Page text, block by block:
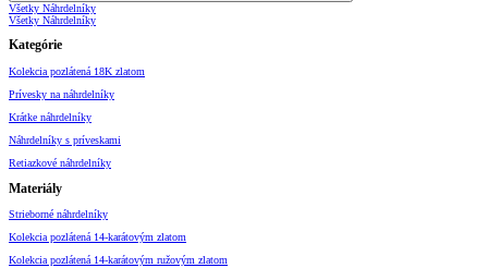
Všetky Náhrdelníky
Všetky Náhrdelníky
Kategórie
Kolekcia pozlátená 18K zlatom
Prívesky na náhrdelníky
Krátke náhrdelníky
Náhrdelníky s príveskami
Retiazkové náhrdelníky
Materiály
Strieborné náhrdelníky
Kolekcia pozlátená 14-karátovým zlatom
Kolekcia pozlátená 14-karátovým ružovým zlatom